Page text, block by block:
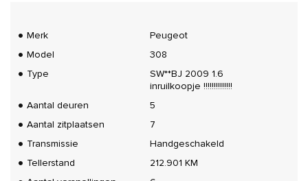
Merk
Peugeot
Model
308
Type
SW**BJ 2009 1.6
inruilkoopje !!!!!!!!!!!!!!
Aantal deuren
5
Aantal zitplaatsen
7
Transmissie
Handgeschakeld
Tellerstand
212.901 KM